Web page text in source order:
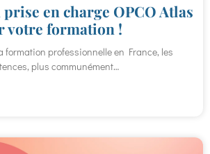
en charge OPCO Atlas
votre formation !
formation professionnelle en France, les
plus communément…